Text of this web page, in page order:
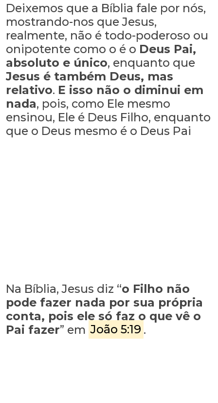
Deixemos que a Bíblia fale por nós,
mostrando-nos que Jesus,
realmente, não é todo-poderoso ou
onipotente como o é o Deus Pai,
absoluto e único, enquanto que
Jesus é também Deus, mas
relativo. E isso não o diminui em
nada, pois, como Ele mesmo
ensinou, Ele é Deus Filho, enquanto
que o Deus mesmo é o Deus Pai
Na Bíblia, Jesus diz “o Filho não
pode fazer nada por sua própria
conta, pois ele só faz o que vê o
Pai fazer” em João 5:19 .